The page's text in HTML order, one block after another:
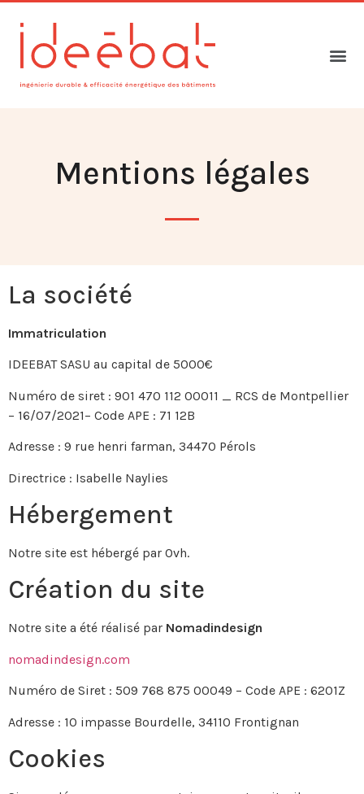
Mentions légales
La société
Immatriculation
IDEEBAT SASU au capital de 5000€
Numéro de siret : 901 470 112 00011 _ RCS de Montpellier
– 16/07/2021– Code APE : 71 12B
Adresse : 9 rue henri farman, 34470 Pérols
Directrice : Isabelle Naylies
Hébergement
Notre site est hébergé par Ovh.
Création du site
Notre site a été réalisé par Nomadindesign
nomadindesign.com
Numéro de Siret : 509 768 875 00049 – Code APE : 6201Z
Adresse : 10 impasse Bourdelle, 34110 Frontignan
Cookies